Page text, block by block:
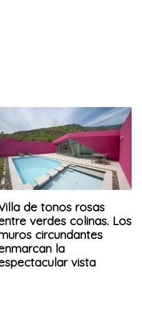
de tonos rosas
verdes colinas. Los
circundantes
la
vista